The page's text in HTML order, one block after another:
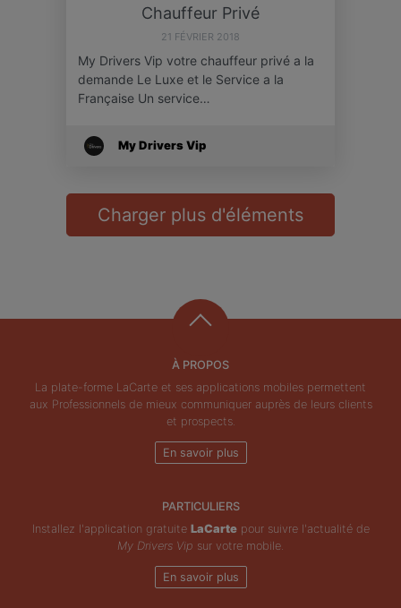
Chauffeur Privé
21 FÉVRIER 2018
My Drivers Vip votre chauffeur privé a la
demande Le Luxe et le Service a la
Française Un service…
My Drivers Vip
Charger plus d'éléments
À PROPOS
La plate-forme LaCarte et ses applications mobiles permettent
aux Professionnels de mieux communiquer auprès de leurs clients
et prospects.
En savoir plus
PARTICULIERS
Installez l'application gratuite LaCartepour suivre l'actualité de
My Drivers Vip sur votre mobile.
En savoir plus